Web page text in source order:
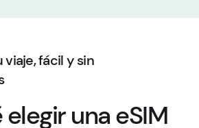
fácil y sin
una eSIM